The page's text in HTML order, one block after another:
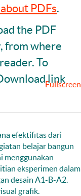
PDFs.
the PDF
from where
To
link
Fullscreen
efektifitas dari
belajar bangun
menggunakan
eksperimen dalam
desain A1-B-A2.
grafik.